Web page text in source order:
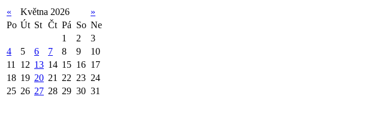
« Května 2026
»
Po Út St Čt Pá So Ne
1
2
3
4
5 6 7 8 9
10
11
12 13 14 15 16 17
18 19 20 21 22 23 24
25 26 27 28 29 30 31